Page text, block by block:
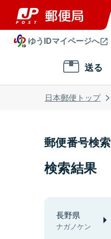
ゆうIDマイページへ
送る
日本郵便トップ
郵便番号検索
検索結果
長野県
ナガノケン